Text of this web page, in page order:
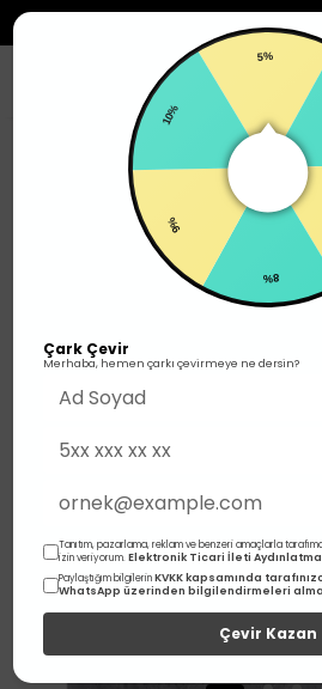
400TL
10%
Çark Çevir
Merhaba, hemen çarkı çevirmeye ne dersin?
Tanıtım, pazarlama, reklam ve benzeri amaçlarla
izin veriyorum.Elektronik Ticari İleti
Paylaştığım bilgilerinKVKK kapsamında
WhatsApp üzerinden bilgilendirmeleri
Çevir Kazan